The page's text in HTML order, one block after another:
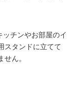
チンやお部屋のイ
スタンドに立てて
ん。